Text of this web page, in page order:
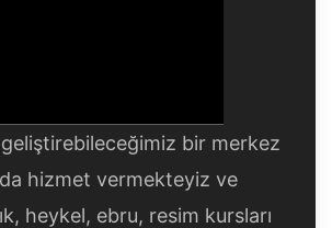
bir merkez
hizmet vermekteyiz ve
heykel, ebru, resim kursları